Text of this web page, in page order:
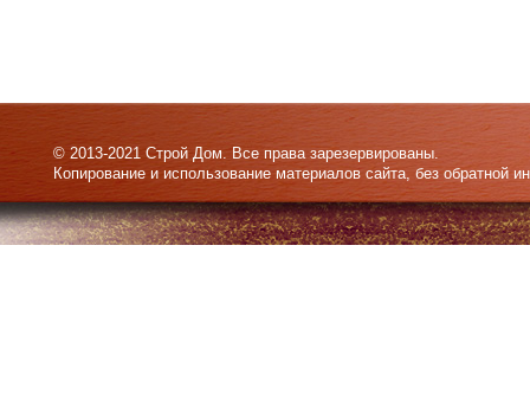
© 2013-2021 Строй Дом. Все права зарезервированы.
Копирование и использование материалов сайта, без обратной